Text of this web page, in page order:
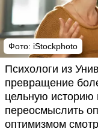
Фото: iStockphoto
Психологи из
превращение
цельную
переосмыслить
оптимизмом